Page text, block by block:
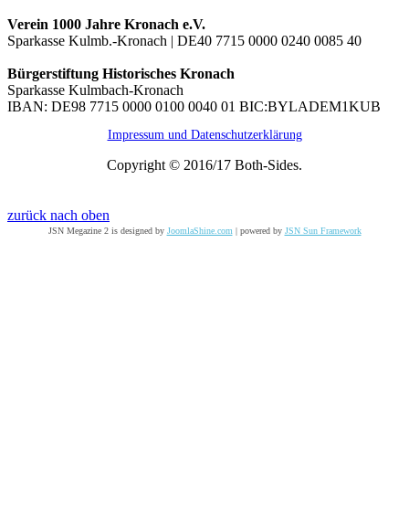
Verein 1000 Jahre Kronach e.V.
Sparkasse Kulmb.-Kronach | DE40 7715 0000 0240 0085 40
Bürgerstiftung Historisches Kronach
Sparkasse Kulmbach-Kronach
IBAN: DE98 7715 0000 0100 0040 01 BIC:BYLADEM1KUB
Impressum und Datenschutzerklärung
Copyright © 2016/17 Both-Sides.
zurück nach oben
JSN Megazine 2 is designed by JoomlaShine.com | powered by JSN Sun Framework